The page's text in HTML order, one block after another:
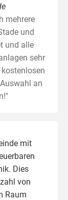
mehrere
und
und alle
sehr
an
mit
Dies
von
Raum